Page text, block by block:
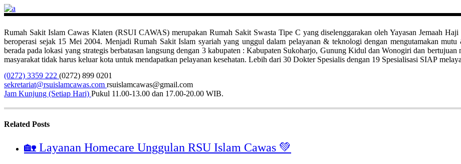
Rumah Sakit Islam Cawas Klaten (RSUI CAWAS) merupakan Rumah Sakit Swasta Tipe C yang diselenggarakan oleh Yayasan Jemaah
beroperasi sejak 15 Mei 2004. Menjadi Rumah Sakit Islam syariah yang unggul dalam pelayanan & teknologi dengan mengutamakan
berada pada lokasi yang strategis berbatasan langsung dengan 3 kabupaten : Kabupaten Sukoharjo, Gunung Kidul dan Wonogiri dan bertujuan
masyarakat tidak harus keluar kota untuk mendapatkan pelayanan kesehatan. Lebih dari 30 Dokter Spesialis dengan 19 Spesialisasi SIAP
(0272) 3359 222 (0272) 899 0201
sekretariat@rsuislamcawas.com rsuislamcawas@gmail.com
Jam Kunjung (Setiap Hari) Pukul 11.00-13.00 dan 17.00-20.00 WIB.
Related Posts
🏡 Layanan Homecare Unggulan RSU Islam Cawas 💚